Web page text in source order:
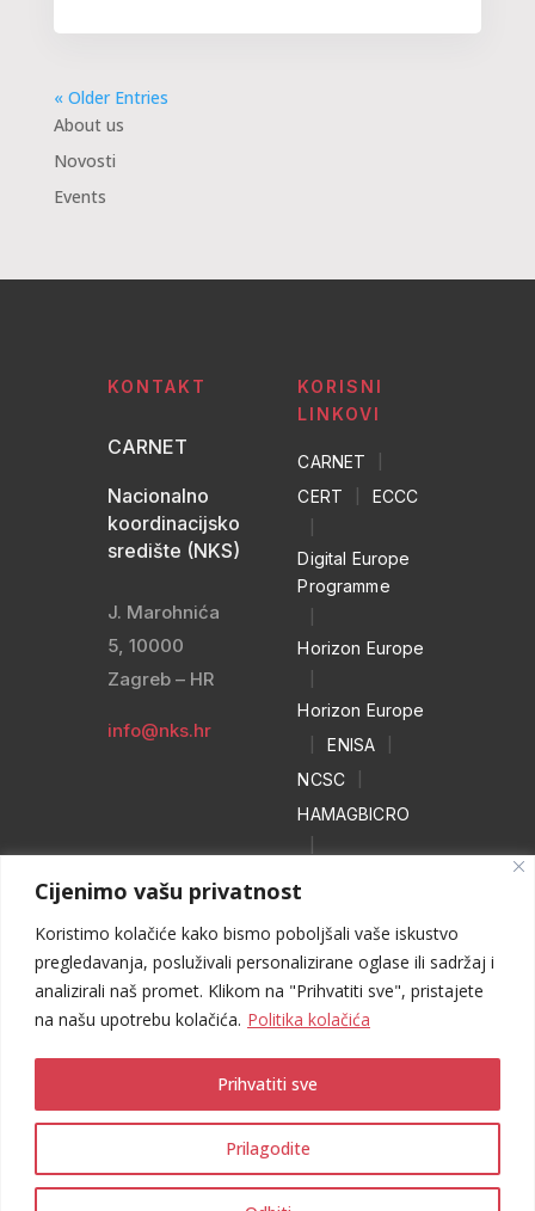
Cijenimo vašu privatnost
Koristimo kolačiće kako bismo poboljšali vaše iskustvo
pregledavanja, posluživali personalizirane oglase ili sadržaj i
analizirali naš promet. Klikom na "Prihvatiti sve", pristajete
na našu upotrebu kolačića. Politika kolačića
Prilagodite
Prihvatiti sve
« Older Entries
About us
Novosti
Events
KONTAKT
CARNET
Nacionalno
koordinacijsko
središte (NKS)
J. Marohnića
5, 10000
Zagreb – HR
info@nks.hr
KORISNI
LINKOVI
CARNET
CERT ECCC
Digital Europe
Programme
Horizon Europe
Horizon Europe
ENISA
NCSC
HAMAGBICRO
NO MORE
RANSOM
| WEB HEROJ